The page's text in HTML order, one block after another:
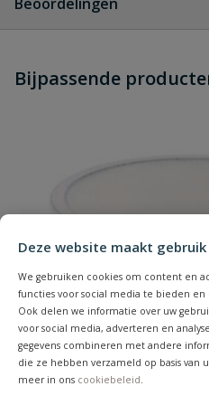
Deze website maakt
We gebruiken cookies om content en
functies voor social media te bieden en
Ook delen we informatie over uw
voor social media, adverteren en
gegevens combineren met andere
die ze hebben verzameld op basis van
meer in ons cookiebeleid
dit product?
Schrijf zelf een
Uw waardering:
Naam
Samenvatting
Bijpassende